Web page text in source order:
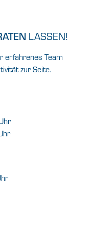
LASSEN!
erfahrenes Team
zur Seite.